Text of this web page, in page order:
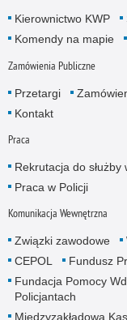
Kierownictwo KWP
Komendy na mapie
Zamówienia Publiczne
Przetargi
Kontakt
Praca
Rekrutacja do służby
Praca w Policji
Komunikacja Wewnętrzna
Związki zawodowe
CEPOL
Fundusz
Fundacja Pomocy
Policjantach
Międzyzakładowa